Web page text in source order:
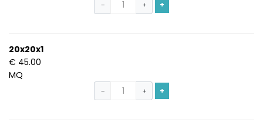
− + +
20x20x1
€ 45.00
MQ
− + +